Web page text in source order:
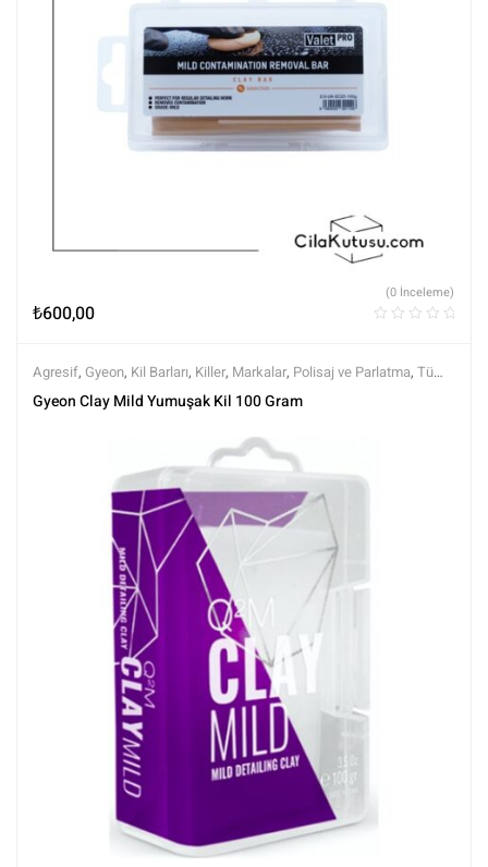
₺600,00
(0 İnceleme)
Agresif, Gyeon, Kil Barları, Killer, Markalar, Polisaj ve Parlatma, Tüm
Ürünler ,Tüm Ürünler,Yüzey Temizleyici ve Arındırıcılar
Gyeon Clay Mild Yumuşak Kil 100 Gram